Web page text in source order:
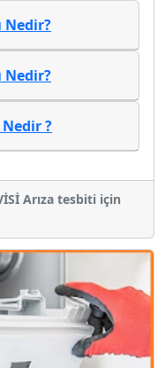
Nedir?
Nedir?
?
Arıza tesbiti için